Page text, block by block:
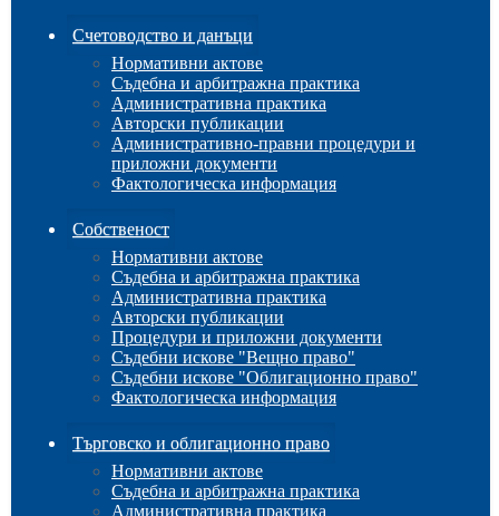
Счетоводство и данъци
Нормативни актове
Съдебна и арбитражна практика
Административна практика
Авторски публикации
Административно-правни процедури и
приложни документи
Фактологическа информация
Собственост
Нормативни актове
Съдебна и арбитражна практика
Административна практика
Авторски публикации
Процедури и приложни документи
Съдебни искове "Вещно право"
Съдебни искове "Облигационно право"
Фактологическа информация
Търговско и облигационно право
Нормативни актове
Съдебна и арбитражна практика
Административна практика